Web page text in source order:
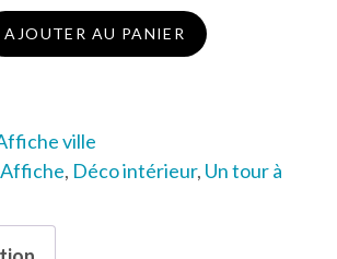
AJOUTER AU PANIER
ville
Affiche, Déco intérieur, Un tour à